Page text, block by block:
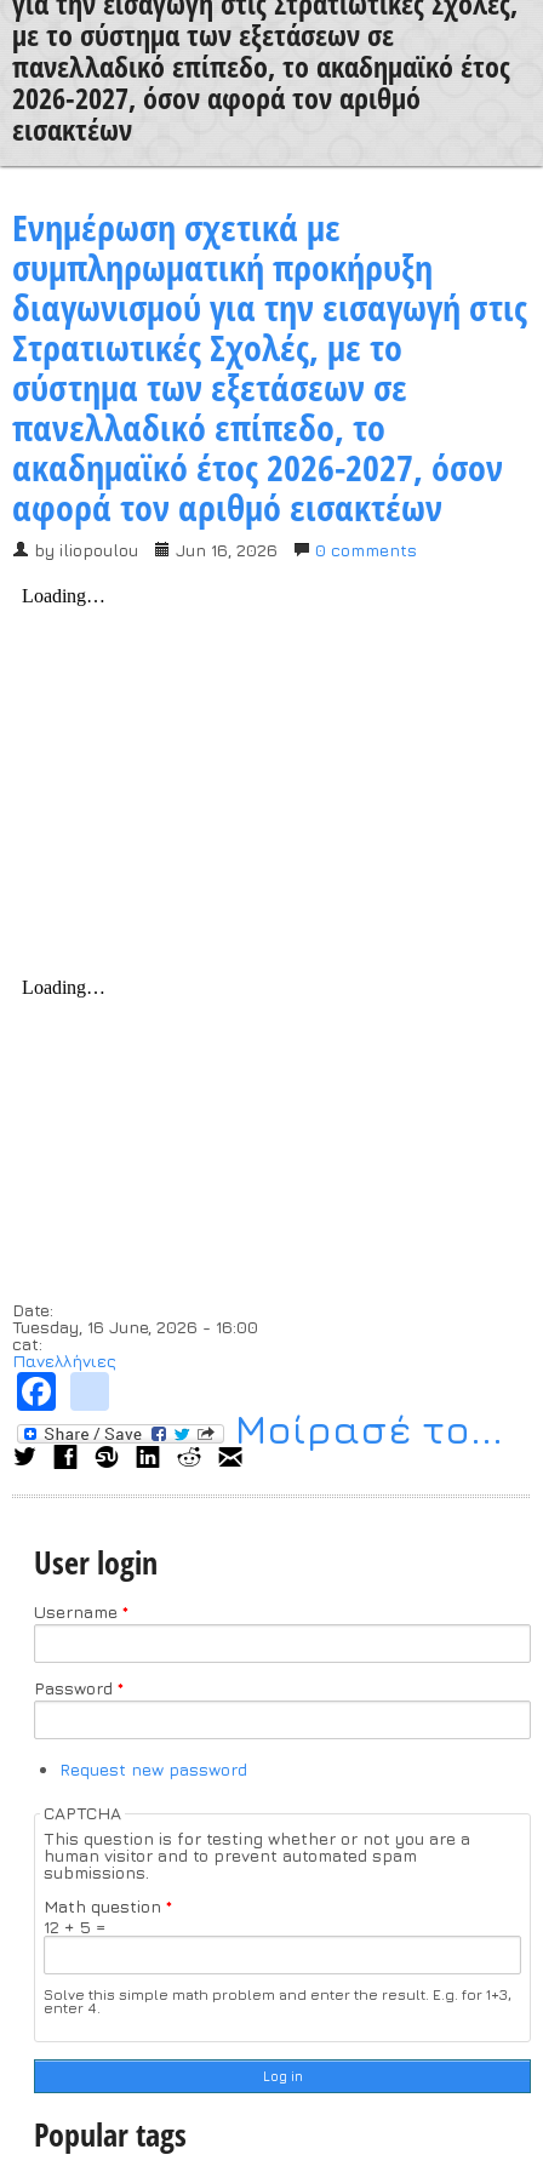
Χρήσιμα Έντυπα
με το σύστημα των εξετάσεων σε
πανελλαδικό επίπεδο, το ακαδημαϊκό έτος
2026-2027, όσον αφορά τον αριθμό
εισακτέων
Ενημέρωση σχετικά με
συμπληρωματική προκήρυξη
διαγωνισμού για την εισαγωγή στις
Στρατιωτικές Σχολές, με το
σύστημα των εξετάσεων σε
πανελλαδικό επίπεδο, το
ακαδημαϊκό έτος 2026-2027, όσον
αφορά τον αριθμό εισακτέων
by iliopoulou Jun 16, 2026 0 comments
Date:
Tuesday, 16 June, 2026 - 16:00
cat:
Πανελλήνιες
Μοίρασέ το...
User login
Username *
Password *
Request new password
CAPTCHA
This question is for testing whether or not you are a
human visitor and to prevent automated spam
submissions.
Math question *
12 + 5 =
Solve this simple math problem and enter the result. E.g. for 1+3,
enter 4.
Popular tags